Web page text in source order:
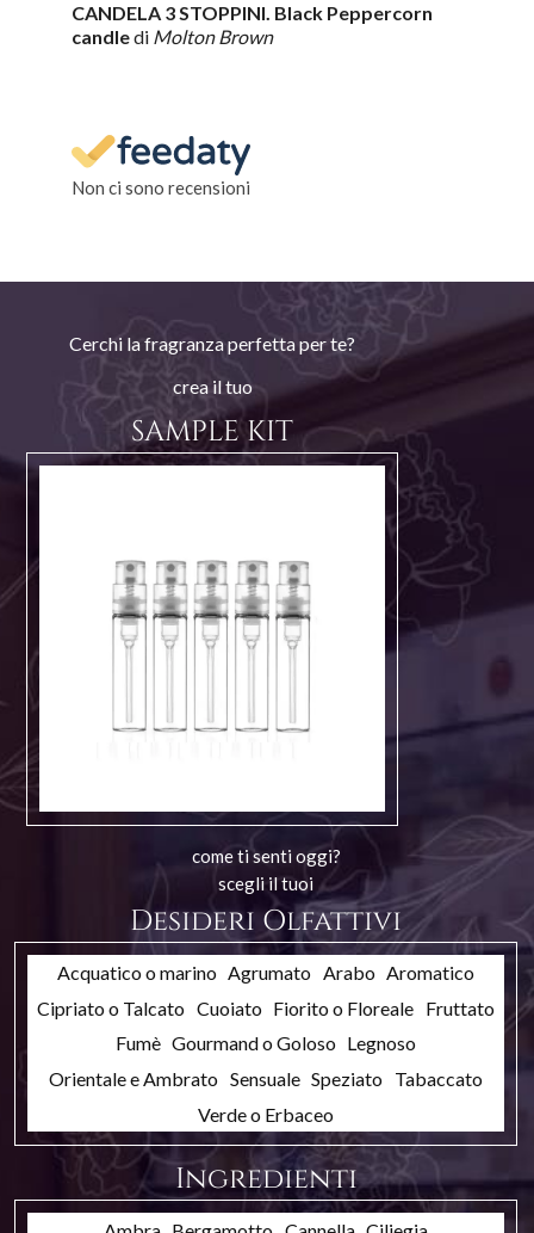
CANDELA 3 STOPPINI. Black Peppercorn
candledi Molton Brown
Non ci sono recensioni
Cerchi la fragranza perfetta per te?
crea il tuo
SAMPLE KIT
come ti senti oggi?
scegli il tuoi
Desideri Olfattivi
Acquatico o marino Agrumato Arabo Aromatico
Cipriato o Talcato Cuoiato Fiorito o Floreale Fruttato
Fumè Gourmand o Goloso Legnoso
Orientale e Ambrato Sensuale Speziato Tabaccato
Verde o Erbaceo
Ingredienti